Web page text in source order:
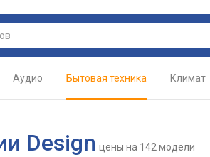
Аудио Бытовая техника Климат
Design цены на 142 модели